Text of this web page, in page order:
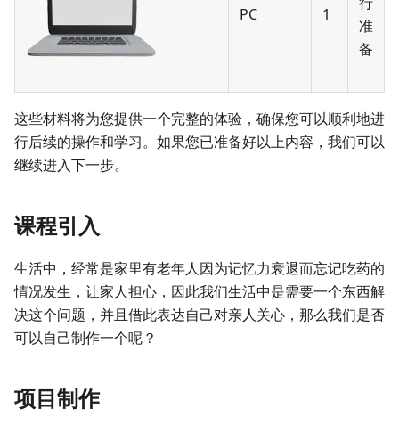
PC 1
准
备
这些材料将为您提供一个完整的体验，确保您可以顺利地进
行后续的操作和学习。如果您已准备好以上内容，我们可以
继续进入下一步。
课程引入
生活中，经常是家里有老年人因为记忆力衰退而忘记吃药的
情况发生，让家人担心，因此我们生活中是需要一个东西解
决这个问题，并且借此表达自己对亲人关心，那么我们是否
可以自己制作一个呢？
项目制作